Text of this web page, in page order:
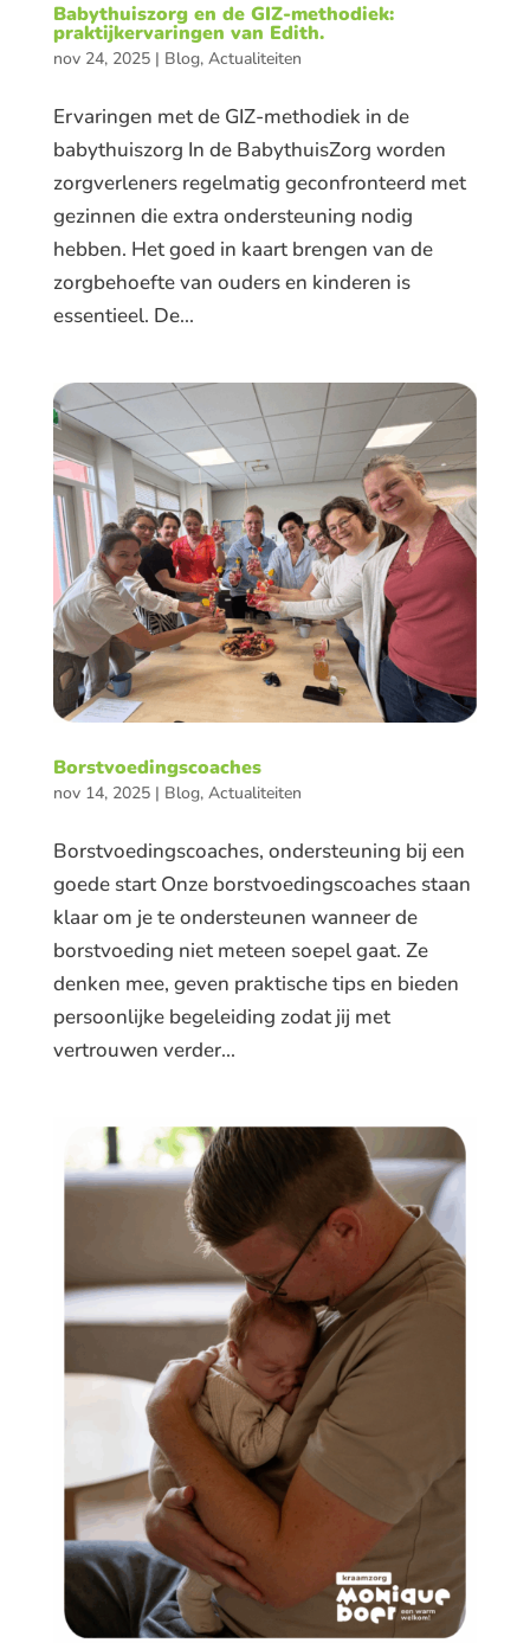
Babythuiszorg en de GIZ-methodiek:
praktijkervaringen van Edith.
nov 24, 2025| Blog, Actualiteiten
Ervaringen met de GIZ-methodiek in de
babythuiszorg In de BabythuisZorg worden
zorgverleners regelmatig geconfronteerd met
gezinnen die extra ondersteuning nodig
hebben. Het goed in kaart brengen van de
zorgbehoefte van ouders en kinderen is
essentieel. De...
Borstvoedingscoaches
nov 14, 2025| Blog, Actualiteiten
Borstvoedingscoaches, ondersteuning bij een
goede start Onze borstvoedingscoaches staan
klaar om je te ondersteunen wanneer de
borstvoeding niet meteen soepel gaat. Ze
denken mee, geven praktische tips en bieden
persoonlijke begeleiding zodat jij met
vertrouwen verder...